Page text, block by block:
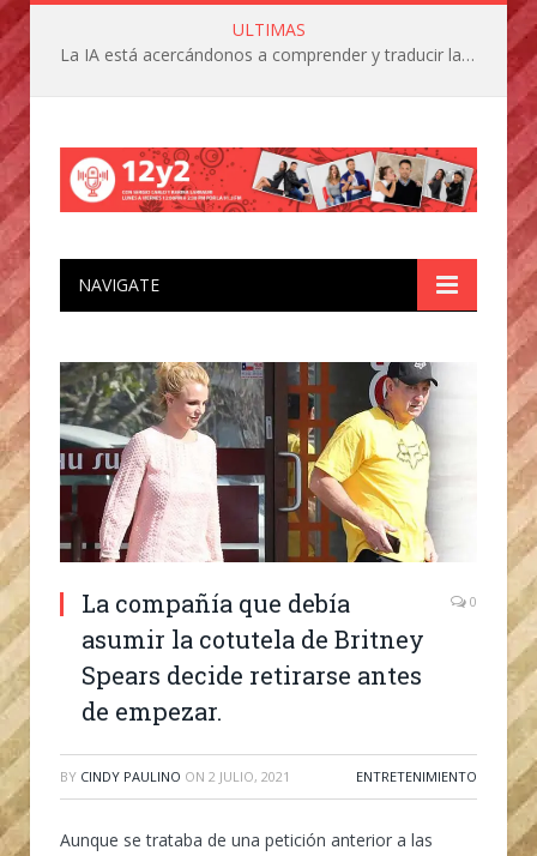
ULTIMAS
La IA está acercándonos a comprender y traducir las vocalizaciones y comportamientos de nuestras mascotas
NAVIGATE
La compañía que debía
asumir la cotutela de Britney
Spears decide retirarse antes
de empezar.
0
BY CINDY PAULINO ON 2 JULIO, 2021 ENTRETENIMIENTO
Aunque se trataba de una petición anterior a las